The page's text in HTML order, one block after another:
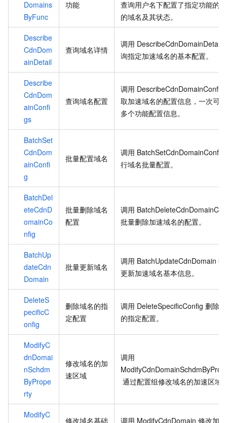
Domains
ByFunc
功能
查询用户名下配置了指定功能的
的域名及其状态。
Describe
CdnDom
ainDetail
查询域名详情
调用 DescribeCdnDomainDetail
询指定加速域名的基本配置。
Describe
CdnDom
ainConfi
gs
查询域名配置
调用
取加速域名的配置信息，一次可
多个功能配置信息。
BatchSet
CdnDom
ainConfi
g
批量配置域名
调用 BatchSetCdnDomainConfig
行域名批量配置。
BatchDel
eteCdnD
omainCo
nfig
批量删除域名
配置
调用
批量删除加速域名的配置。
BatchUp
dateCdn
Domain
批量更新域名
调用 BatchUpdateCdnDomain
更新加速域名基本信息。
DeleteS
pecificC
onfig
删除域名的指
定配置
调用 DeleteSpecificConfig 删除
的指定配置。
ModifyC
dnDomai
nSchdm
ByPrope
rty
修改域名的加
速区域
调用
通过配置组修改域名的加速区域
ModifyC
修改域名基础 调用 ModifyCdnDomain 修改加